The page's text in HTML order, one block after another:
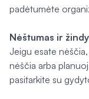
padėtumėte
Nėštumas ir
Jeigu esate
nėščia arba
pasitarkite su